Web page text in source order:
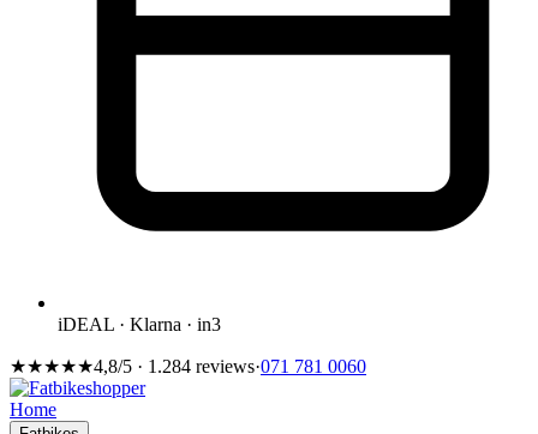
iDEAL · Klarna · in3
★★★★★4,8/5 · 1.284 reviews·071 781 0060
Home